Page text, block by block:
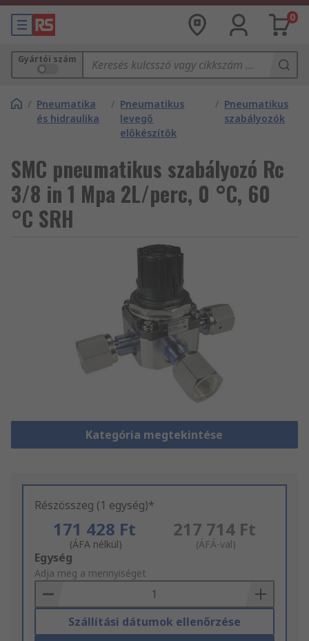
0
Gyártói szám
/ Pneumatika
és hidraulika
/ Pneumatikus
levegő
előkészítők
/ Pneumatikus
szabályozók
SMC pneumatikus szabályozó Rc
3/8 in 1 Mpa 2L/perc, 0 °C, 60
°C SRH
Kategória megtekintése
Részösszeg (1 egység)*
171 428 Ft
(ÁFA nélkül)
217 714 Ft
(ÁFÁ-val)
Add
to
Basket
Egység
Adja meg a mennyiséget
Szállítási dátumok ellenőrzése